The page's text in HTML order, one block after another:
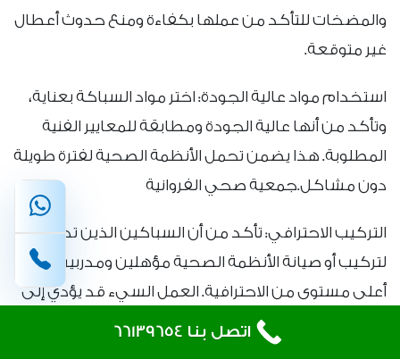
والمضخات للتأكد من عملها بكفاءة ومنع حدوث أعطال
غير متوقعة.
استخدام مواد عالية الجودة: اختر مواد السباكة بعناية،
وتأكد من أنها عالية الجودة ومطابقة للمعايير الفنية
المطلوبة. هذا يضمن تحمل الأنظمة الصحية لفترة طويلة
دون مشاكل.جمعية صحي الفروانية
التركيب الاحترافي: تأكد من أن السباكين الذين تختارهم
لتركيب أو صيانة الأنظمة الصحية مؤهلين ومدربين على
أعلى مستوى من الاحترافية. العمل السيء قد يؤدي إلى
مشاكل كبيرة في المستقبل.
اتصل بنا 66139654